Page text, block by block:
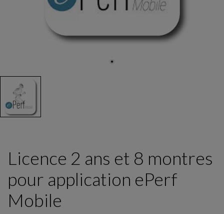
Licence 2 ans et 8 montres
pour application ePerf
Mobile